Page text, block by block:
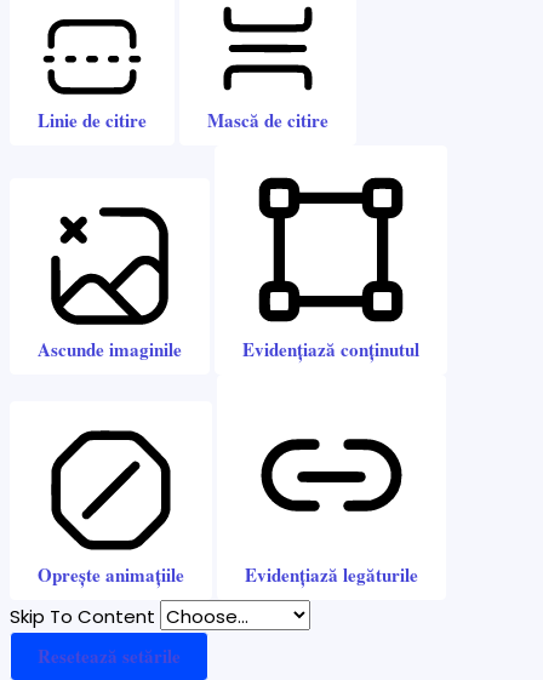
Linie de citire Mască de citire
Ascunde imaginile Evidențiază conținutul
Oprește animațiile Evidențiază legăturile
Skip To Content
Resetează setările